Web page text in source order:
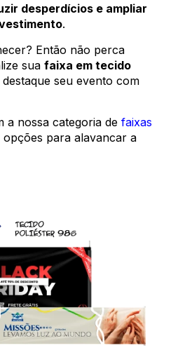
desperdícios e ampliar
.
Então não perca
sua faixa em tecido
seu evento com
a nossa categoria de faixas
opções para alavancar a